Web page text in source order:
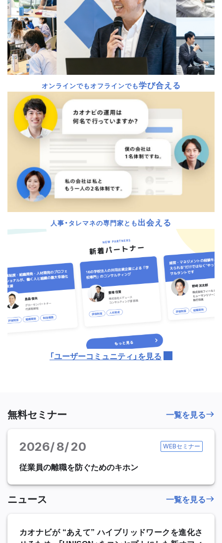
無料セミナー
2026 8 20 WEBセミナー
従業員の離職を防ぐためのキホン
一覧を見る
ニュース
カオナビが “あえて” ハイブリッドワークを進化さ
一覧を見る
オンラインでもオフラインでも学び合える
人事・タレマネの専門家とも出会える
「ユーザーコミュニティ」を見る